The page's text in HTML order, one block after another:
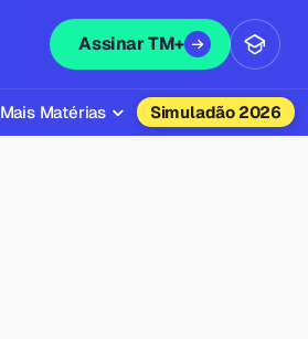
Assinar TM+
Mais Matérias Simuladão 2026